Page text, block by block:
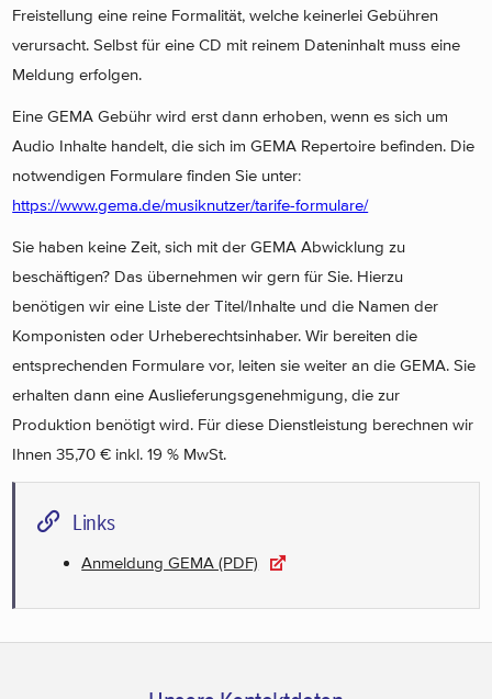
Freistellung eine reine Formalität, welche keinerlei Gebühren
verursacht. Selbst für eine CD mit reinem Dateninhalt muss eine
Meldung erfolgen.
Eine GEMA Gebühr wird erst dann erhoben, wenn es sich um
Audio Inhalte handelt, die sich im GEMA Repertoire befinden. Die
notwendigen Formulare finden Sie unter:
https://www.gema.de/musiknutzer/tarife-formulare/
Sie haben keine Zeit, sich mit der GEMA Abwicklung zu
beschäftigen? Das übernehmen wir gern für Sie. Hierzu
benötigen wir eine Liste der Titel/Inhalte und die Namen der
Komponisten oder Urheberechtsinhaber. Wir bereiten die
entsprechenden Formulare vor, leiten sie weiter an die GEMA. Sie
erhalten dann eine Auslieferungsgenehmigung, die zur
Produktion benötigt wird. Für diese Dienstleistung berechnen wir
Ihnen 35,70 € inkl. 19 % MwSt.
Links
Anmeldung GEMA (PDF)